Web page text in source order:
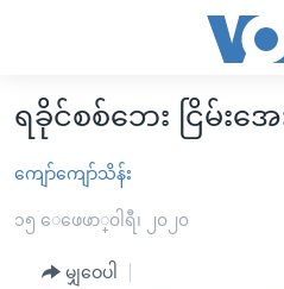
လွယ်ကူ
စေ
သည့်
Link
များ
မူလစာမျက်နှာ
မြန်မာ
ကမ္ဘာ့သတင်းများ
ရခိုင်စစ်ဘေး ငြိမ်းအေ
ကျော်ကျော်သိန်း
၁၅ ေဖေဖာ္၀ါရီ၊ ၂၀၂၀
မျှဝေပါ